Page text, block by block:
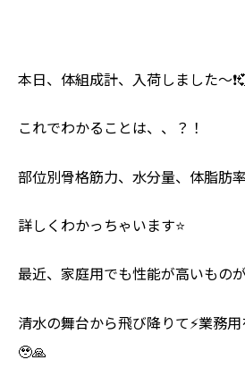
本日、体組成計、入荷しました〜
これでわかることは、、？！
部位別骨格筋力、水分量、体脂肪
詳しくわかっちゃいます⭐️
最近、家庭用でも性能が高いもの
清水の舞台から飛び降りて⚡️業務
🥹🙏